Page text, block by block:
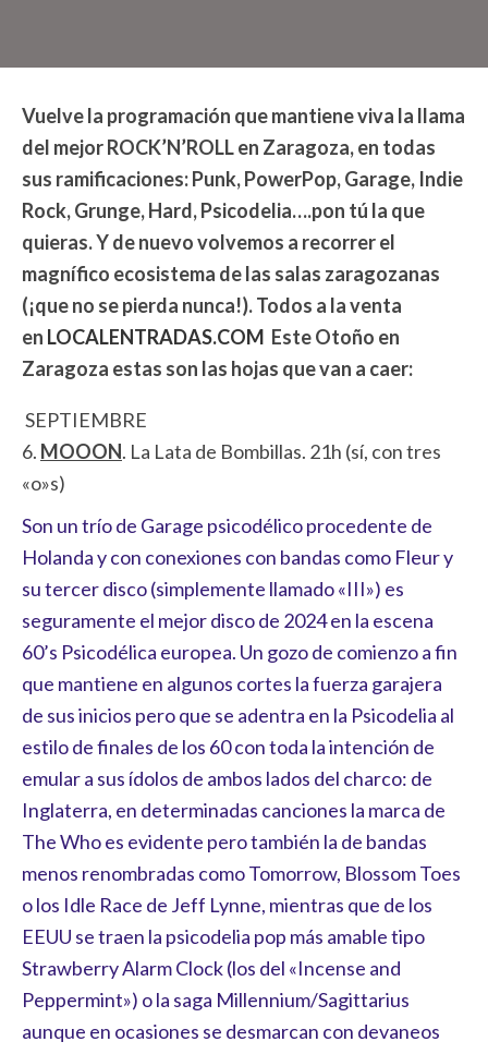
Vuelve la programación que mantiene viva la llama
del mejor ROCK’N’ROLL en Zaragoza, en todas
sus ramificaciones: Punk, PowerPop, Garage, Indie
Rock, Grunge, Hard, Psicodelia….pon tú la que
quieras. Y de nuevo volvemos a recorrer el
magnífico ecosistema de las salas zaragozanas
(¡que no se pierda nunca!).Todos a la venta
en LOCALENTRADAS.COM Este Otoño en
Zaragoza estas son las hojas que van a caer:
SEPTIEMBRE
6. MOOON. La Lata de Bombillas. 21h (sí, con tres
«o»s)
Son un trío de Garage psicodélico procedente de
Holanda y con conexiones con bandas como Fleur y
su tercer disco (simplemente llamado «III») es
seguramente el mejor disco de 2024 en la escena
60’s Psicodélica europea. Un gozo de comienzo a fin
que mantiene en algunos cortes la fuerza garajera
de sus inicios pero que se adentra en la Psicodelia al
estilo de finales de los 60 con toda la intención de
emular a sus ídolos de ambos lados del charco: de
Inglaterra, en determinadas canciones la marca de
The Who es evidente pero también la de bandas
menos renombradas como Tomorrow, Blossom Toes
o los Idle Race de Jeff Lynne, mientras que de los
EEUU se traen la psicodelia pop más amable tipo
Strawberry Alarm Clock (los del «Incense and
Peppermint») o la saga Millennium/Sagittarius
aunque en ocasiones se desmarcan con devaneos